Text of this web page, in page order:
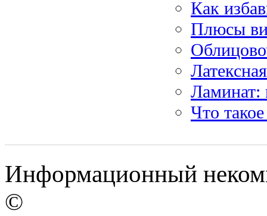
Как
Плюсы
Ламинат:
Что
Информационный
©